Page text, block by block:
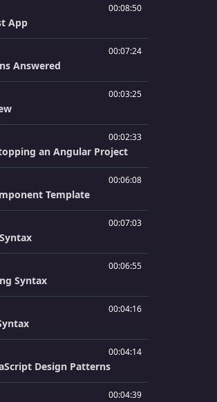
00:08:50
App
00:07:24
Answered
00:03:25
00:02:33
an Angular Project
00:06:08
Template
00:07:03
00:06:55
Syntax
00:04:16
00:04:14
Design Patterns
00:04:39